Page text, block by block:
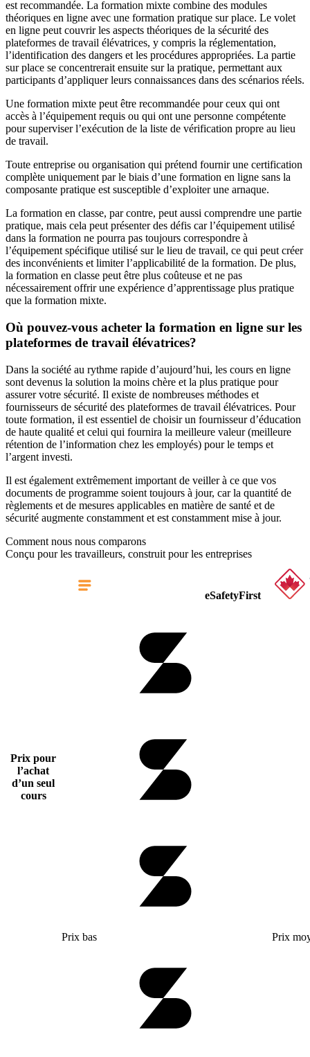
est recommandée. La formation mixte combine des modules
théoriques en ligne avec une formation pratique sur place. Le volet
en ligne peut couvrir les aspects théoriques de la sécurité des
plateformes de travail élévatrices, y compris la réglementation,
l’identification des dangers et les procédures appropriées. La partie
sur place se concentrerait ensuite sur la pratique, permettant aux
participants d’appliquer leurs connaissances dans des scénarios réels.
Une formation mixte peut être recommandée pour ceux qui ont
accès à l’équipement requis ou qui ont une personne compétente
pour superviser l’exécution de la liste de vérification propre au lieu
de travail.
Toute entreprise ou organisation qui prétend fournir une certification
complète uniquement par le biais d’une formation en ligne sans la
composante pratique est susceptible d’exploiter une arnaque.
La formation en classe, par contre, peut aussi comprendre une partie
pratique, mais cela peut présenter des défis car l’équipement utilisé
dans la formation ne pourra pas toujours correspondre à
l’équipement spécifique utilisé sur le lieu de travail, ce qui peut créer
des inconvénients et limiter l’applicabilité de la formation. De plus,
la formation en classe peut être plus coûteuse et ne pas
nécessairement offrir une expérience d’apprentissage plus pratique
que la formation mixte.
Où pouvez-vous acheter la formation en ligne sur les
plateformes de travail élévatrices?
Dans la société au rythme rapide d’aujourd’hui, les cours en ligne
sont devenus la solution la moins chère et la plus pratique pour
assurer votre sécurité. Il existe de nombreuses méthodes et
fournisseurs de sécurité des plateformes de travail élévatrices. Pour
toute formation, il est essentiel de choisir un fournisseur d’éducation
de haute qualité et celui qui fournira la meilleure valeur (meilleure
rétention de l’information chez les employés) pour le temps et
l’argent investi.
Il est également extrêmement important de veiller à ce que vos
documents de programme soient toujours à jour, car la quantité de
règlements et de mesures applicables en matière de santé et de
sécurité augmente constamment et est constamment mise à jour.
Comment nous nous comparons
Conçu pour les travailleurs, construit pour les entreprises
eSafetyFirst
Prix pour
l’achat
d’un seul
cours
Prix bas Prix